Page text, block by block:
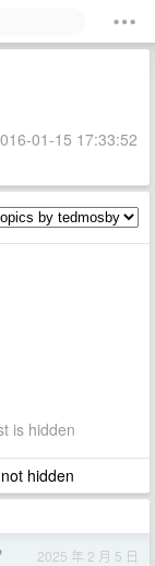
01-15 17:33:52
is hidden
hidden
2025 年 2 月 5 日